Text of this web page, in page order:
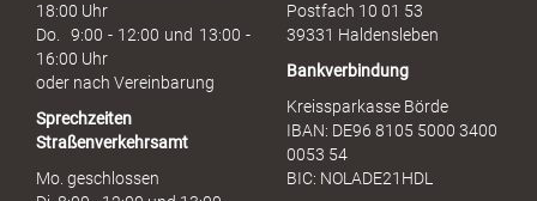
h
18:00 Uhr
Do. 9:00 - 12:00 und 13:00 -
16:00 Uhr
oder nach Vereinbarung
Sprechzeiten
Straßenverkehrsamt
Mo. geschlossen
Postfach 10 01 53
39331 Haldensleben
Bankverbindung
Kreissparkasse Börde
IBAN: DE96 8105 5000 3400
0053 54
BIC: NOLADE21HDL